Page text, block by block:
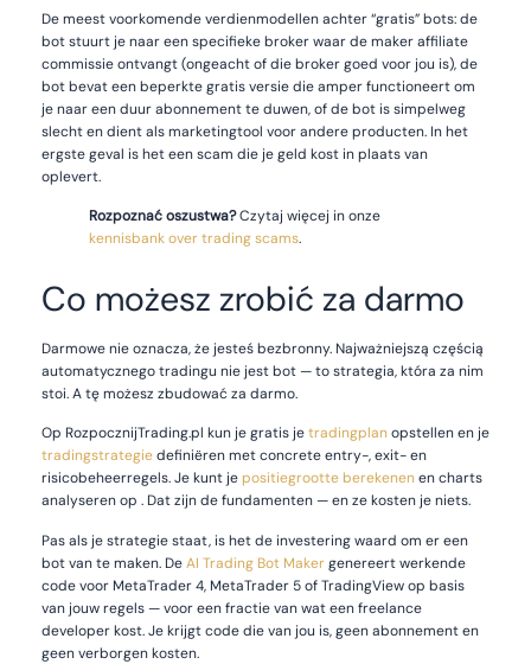
De meest voorkomende verdienmodellen achter “gratis” bots: de
bot stuurt je naar een specifieke broker waar de maker affiliate
commissie ontvangt (ongeacht of die broker goed voor jou is), de
bot bevat een beperkte gratis versie die amper functioneert om
je naar een duur abonnement te duwen, of de bot is simpelweg
slecht en dient als marketingtool voor andere producten. In het
ergste geval is het een scam die je geld kost in plaats van
oplevert.
Rozpoznać oszustwa?Czytaj więcej in onze
kennisbank over trading scams.
Co możesz zrobić za darmo
Darmowe nie oznacza, że jesteś bezbronny. Najważniejszą częścią
automatycznego tradingu nie jest bot — to strategia, która za nim
stoi. A tę możesz zbudować za darmo.
Op RozpocznijTrading.pl kun je gratis jetradingplanopstellen en je
tradingstrategiedefiniëren met concrete entry-, exit- en
risicobeheerregels. Je kunt jepositiegrootte berekenenen charts
analyseren op . Dat zijn de fundamenten — en ze kosten je niets.
Pas als je strategie staat, is het de investering waard om er een
bot van te maken. DeAI Trading Bot Makergenereert werkende
code voor MetaTrader 4, MetaTrader 5 of TradingView op basis
van jouw regels — voor een fractie van wat een freelance
developer kost. Je krijgt code die van jou is, geen abonnement en
geen verborgen kosten.